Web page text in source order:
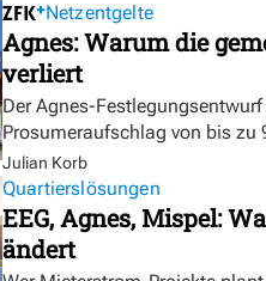
Netzentgelte
Agnes: Warum die
verliert
Der Agnes-
Prosumeraufschlag von bis zu
Julian Korb
Quartierslösungen
EEG, Agnes, Mispel:
ändert